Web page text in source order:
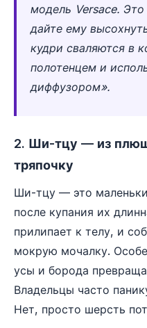
модель Versace.
дайте ему
кудри сваляются в
полотенцем и
диффузором».
2. Ши-тцу — из
тряпочку
Ши-тцу — это
после купания их
прилипает к телу, и
мокрую мочалку.
усы и борода
Владельцы часто
Нет, просто шерсть